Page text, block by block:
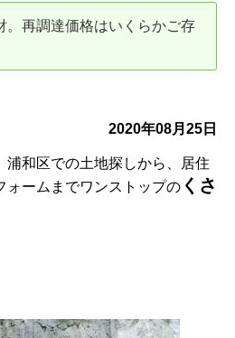
。再調達価格はいくらかご存
2020年08月25日
浦和区での土地探しから、居住
ォームまでワンストップの くさ